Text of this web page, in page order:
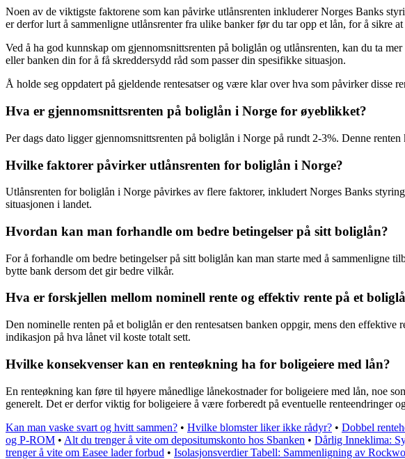
Noen av de viktigste faktorene som kan påvirke utlånsrenten inkluderer Norges Banks
er derfor lurt å sammenligne utlånsrenter fra ulike banker før du tar opp et lån, for å sikre
Ved å ha god kunnskap om gjennomsnittsrenten på boliglån og utlånsrenten, kan du ta
eller banken din for å få skreddersydd råd som passer din spesifikke situasjon.
Å holde seg oppdatert på gjeldende rentesatser og være klar over hva som påvirker disse
Hva er gjennomsnittsrenten på boliglån i Norge for øyeblikket?
Per dags dato ligger gjennomsnittsrenten på boliglån i Norge på rundt 2-3%. Denne
Hvilke faktorer påvirker utlånsrenten for boliglån i Norge?
Utlånsrenten for boliglån i Norge påvirkes av flere faktorer, inkludert Norges Banks
situasjonen i landet.
Hvordan kan man forhandle om bedre betingelser på sitt boliglån?
For å forhandle om bedre betingelser på sitt boliglån kan man starte med å
bytte bank dersom det gir bedre vilkår.
Hva er forskjellen mellom nominell rente og effektiv rente på et
Den nominelle renten på et boliglån er den rentesatsen banken oppgir, mens den
indikasjon på hva lånet vil koste totalt sett.
Hvilke konsekvenser kan en renteøkning ha for boligeiere med lån?
En renteøkning kan føre til høyere månedlige lånekostnader for boligeiere med lån, noe
generelt. Det er derfor viktig for boligeiere å være forberedt på eventuelle renteendringer
Kan man vaske svart og hvitt sammen? • Hvilke blomster liker ikke rådyr? • Dobbel
og P-ROM • Alt du trenger å vite om depositumskonto hos Sbanken • Dårlig Inneklima:
trenger å vite om Easee lader forbud • Isolasjonsverdier Tabell: Sammenligning av